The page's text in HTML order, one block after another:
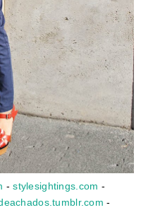
-stylesightings.com -
-